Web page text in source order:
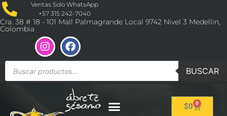
Ventas Solo WhatsApp
+57 315 242-7040
Cra. 38 # 18 - 101 Mall Palmagrande Local 9742 Nivel 3 Medellín,
Colombia
BUSCAR
$0 0